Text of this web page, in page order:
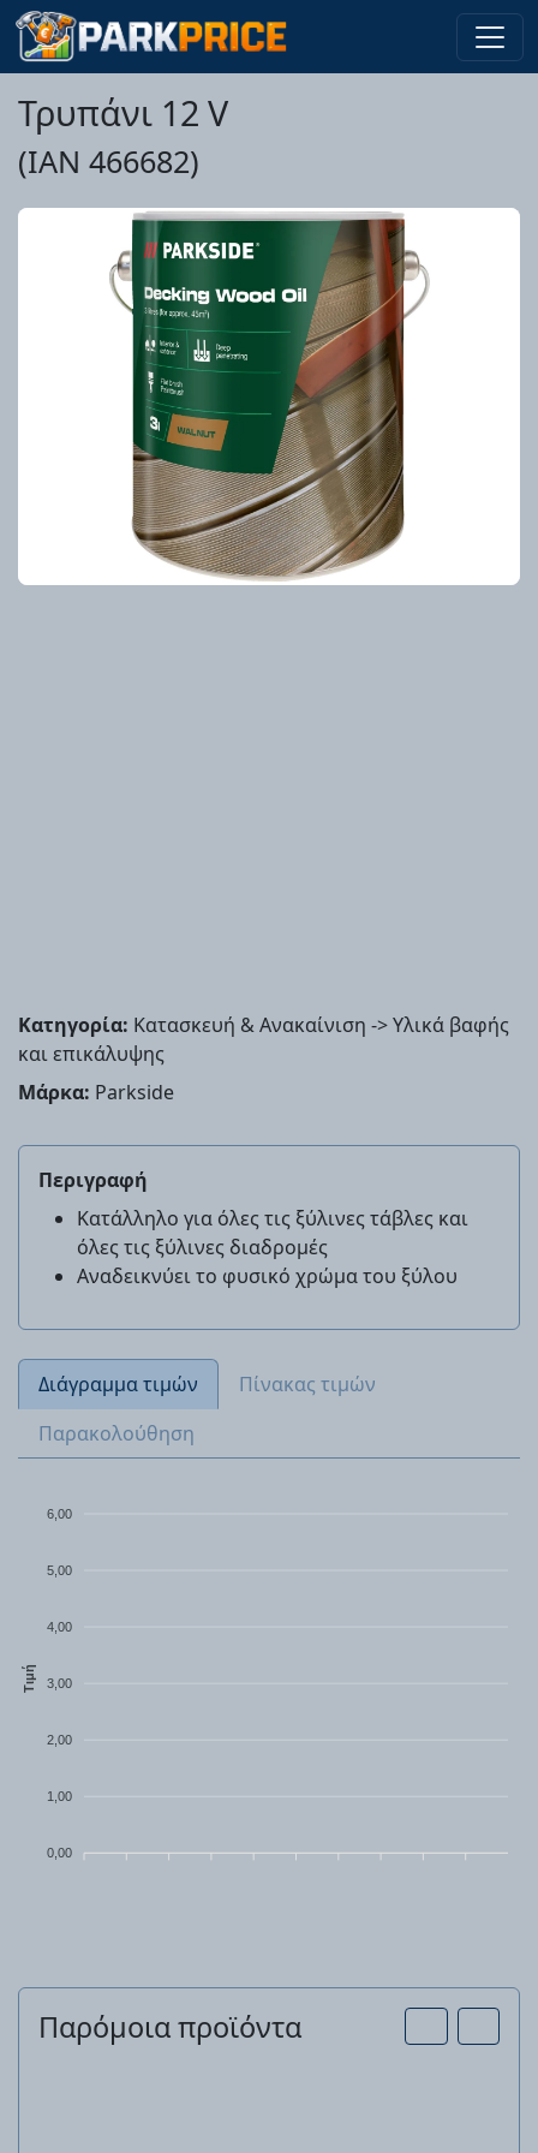
Τρυπάνι 12 V
(IAN 466682)
Κατηγορία: Κατασκευή & Ανακαίνιση -> Υλικά βαφής
και επικάλυψης
Μάρκα: Parkside
Περιγραφή
Κατάλληλο για όλες τις ξύλινες τάβλες και
όλες τις ξύλινες διαδρομές
Αναδεικνύει το φυσικό χρώμα του ξύλου
Διάγραμμα τιμών
Πίνακας τιμών
Παρακολούθηση
6,00
5,00
4,00
3,00
2,00
1,00
0,00
Τιμή
Παρόμοια προϊόντα